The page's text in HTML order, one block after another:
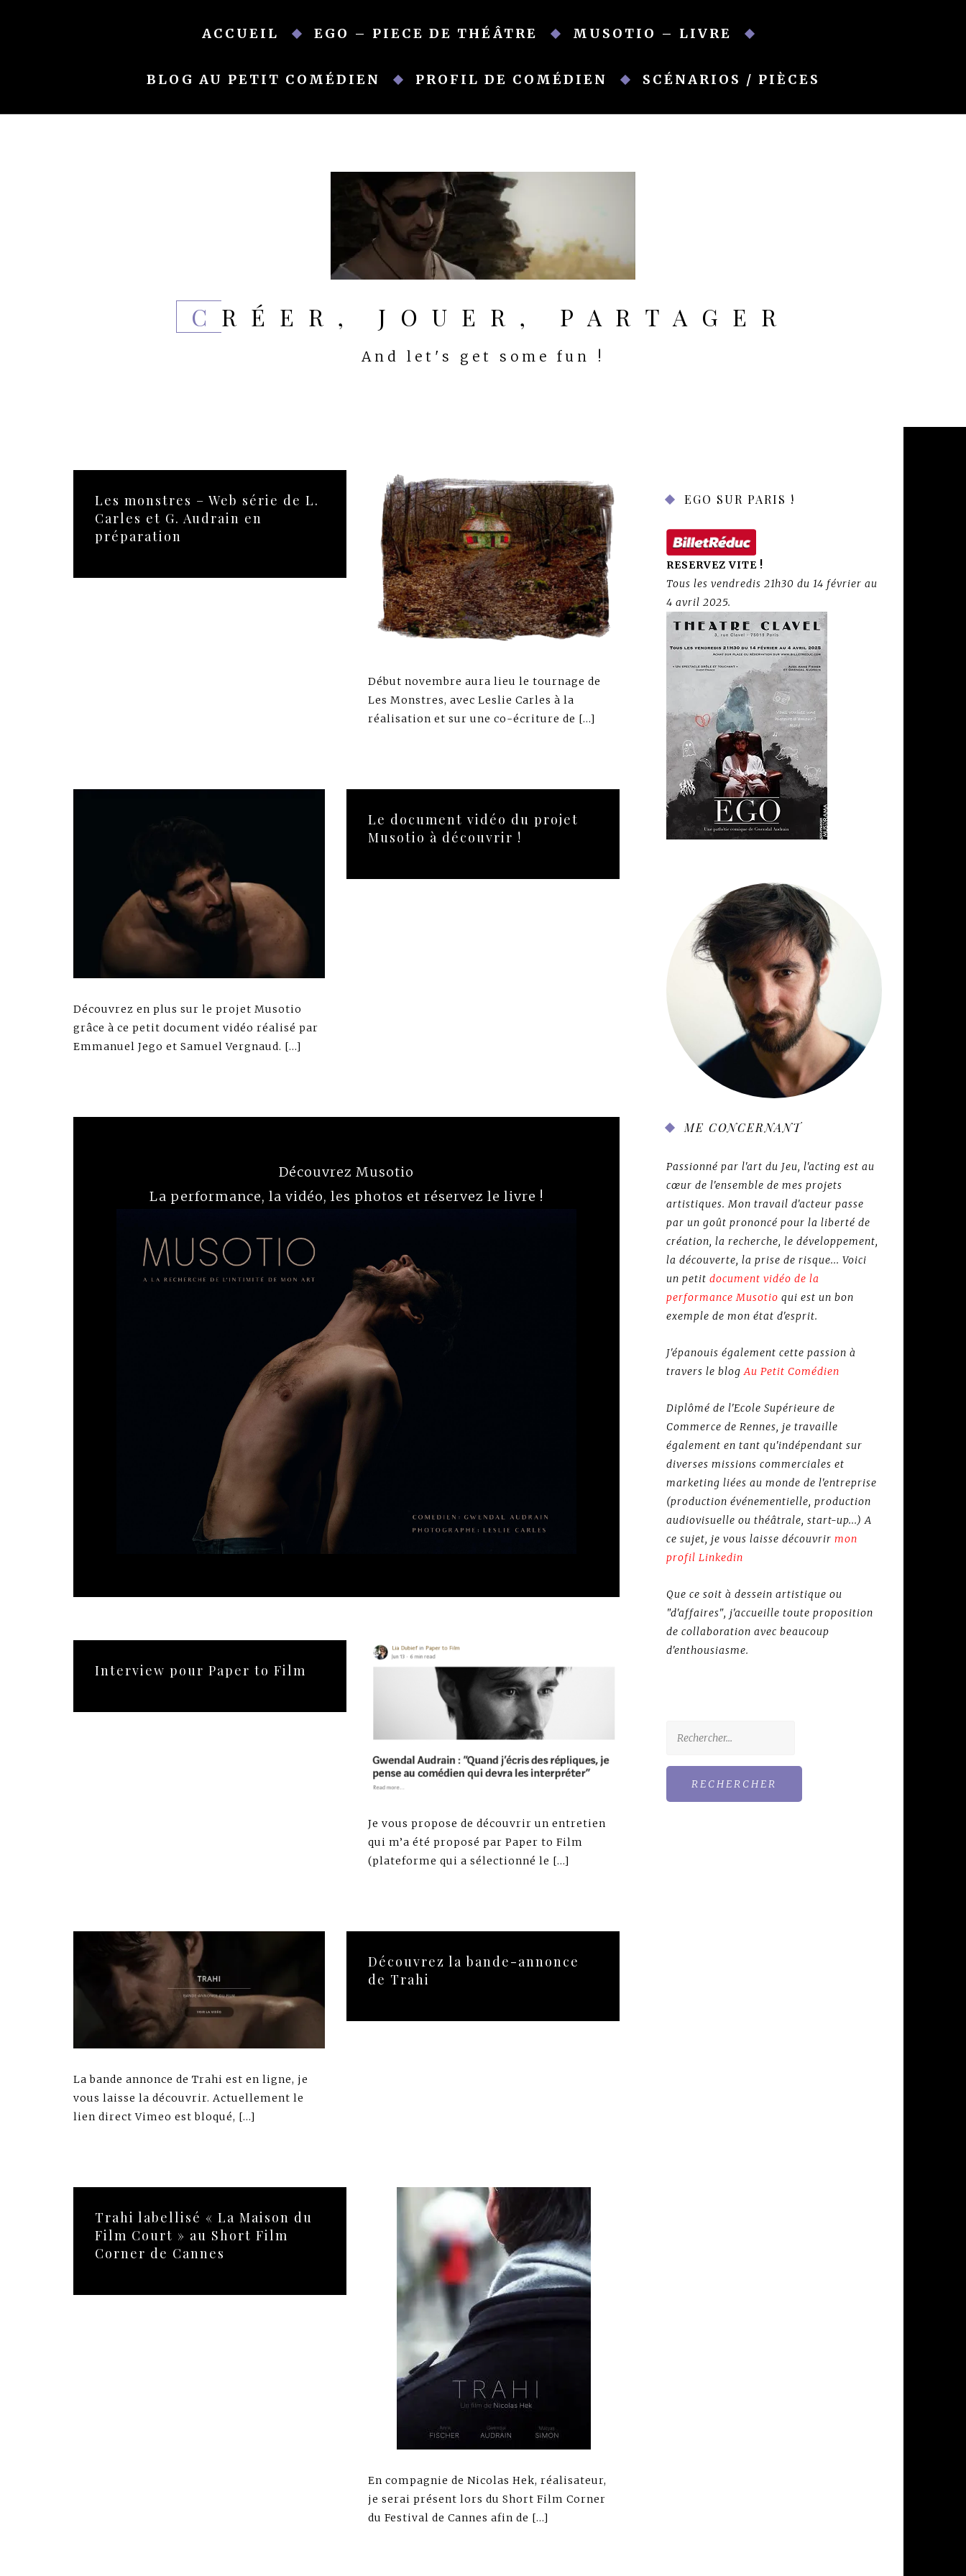
ACCUEIL EGO – PIECE DE THÉÂTRE MUSOTIO – LIVRE
BLOG AU PETIT COMÉDIEN PROFIL DE COMÉDIEN SCÉNARIOS / PIÈCES
CRÉER, JOUER, PARTAGER
And let's get some fun !
Les monstres – Web série de L.
Carles et G. Audrain en
préparation
Début novembre aura lieu le tournage de
Les Monstres, avec Leslie Carles à la
réalisation et sur une co-écriture de […]
Le document vidéo du projet
Musotio à découvrir !
Découvrez en plus sur le projet Musotio
grâce à ce petit document vidéo réalisé par
Emmanuel Jego et Samuel Vergnaud. […]
Découvrez Musotio
La performance, la vidéo, les photos et réservez le livre !
Interview pour Paper to Film
Je vous propose de découvrir un entretien
qui m’a été proposé par Paper to Film
(plateforme qui a sélectionné le […]
Découvrez la bande-annonce
de Trahi
La bande annonce de Trahi est en ligne, je
vous laisse la découvrir. Actuellement le
lien direct Vimeo est bloqué, […]
Trahi labellisé « La Maison du
Film Court » au Short Film
Corner de Cannes
En compagnie de Nicolas Hek, réalisateur,
je serai présent lors du Short Film Corner
du Festival de Cannes afin de […]
EGO SUR PARIS !
RESERVEZ VITE !
Tous les vendredis 21h30 du 14 février au
4 avril 2025.
ME CONCERNANT
Passionné par l'art du Jeu, l'acting est au
cœur de l'ensemble de mes projets
artistiques. Mon travail d'acteur passe
par un goût prononcé pour la liberté de
création, la recherche, le développement,
la découverte, la prise de risque... Voici
un petit document vidéo de la
performance Musotio qui est un bon
exemple de mon état d'esprit.
J'épanouis également cette passion à
travers le blogAu Petit Comédien
Diplômé de l'Ecole Supérieure de
Commerce de Rennes, je travaille
également en tant qu'indépendant sur
diverses missions commerciales et
marketing liées au monde de l'entreprise
(production événementielle, production
audiovisuelle ou théâtrale, start-up...) A
ce sujet, je vous laisse découvrir mon
profil Linkedin
Que ce soit à dessein artistique ou
"d'affaires", j'accueille toute proposition
de collaboration avec beaucoup
d'enthousiasme.